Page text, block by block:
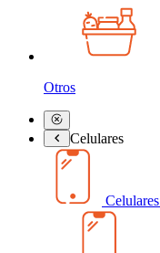
Otros
Celulares
Celulares